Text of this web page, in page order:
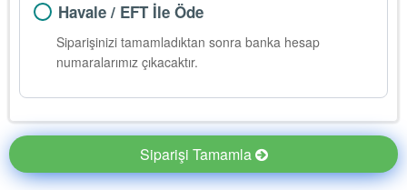
Havale / EFT İle Öde
Siparişinizi tamamladıktan sonra banka hesap
numaralarımız çıkacaktır.
Siparişi Tamamla